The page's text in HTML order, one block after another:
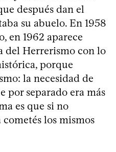
después dan el
su abuelo. En 1958
en 1962 aparece
del Herrerismo con lo
porque
la necesidad de
por separado era más
es que si no
los mismos